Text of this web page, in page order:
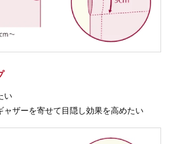
い
ャザーを寄せて目隠し効果を高めたい